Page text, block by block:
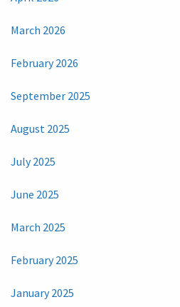
March 2026
February 2026
September 2025
August 2025
July 2025
June 2025
March 2025
February 2025
January 2025